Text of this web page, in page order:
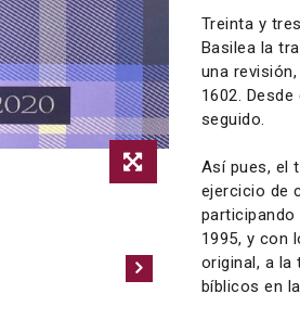
Treinta y
Basilea la
una
1602.
seguido.
Así pues, el
ejercicio de
participando
1995, y con
original, a la
bíblicos en